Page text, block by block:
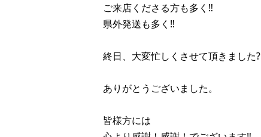
ご来店くださる方も多く‼︎
県外発送も多く‼︎
終日、大変忙しくさせて頂きました?‍
ありがとうございました。
皆様方には